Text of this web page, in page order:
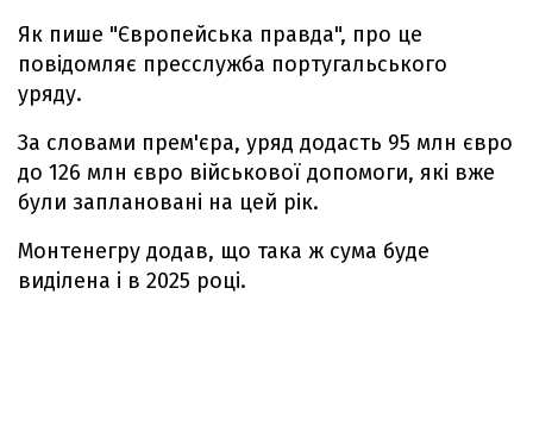
Як пише "Європейська правда", про це
повідомляє пресслужба португальського
уряду.
За словами прем'єра, уряд додасть 95 млн євро
до 126 млн євро військової допомоги, які вже
були заплановані на цей рік.
Монтенегру додав, що така ж сума буде
виділена і в 2025 році.